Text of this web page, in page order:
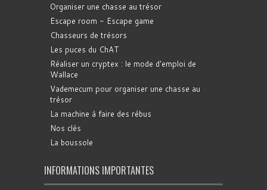
Organiser une chasse au trésor
Escape room - Escape game
Chasseurs de trésors
Les puces du ChAT
Réaliser un cryptex : le mode d'emploi de
Wallace
Vademecum pour organiser une chasse au
trésor
La machine à faire des rébus
Nos clés
La boussole
INFORMATIONS IMPORTANTES